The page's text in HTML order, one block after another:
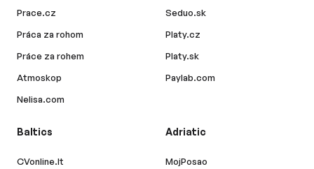
Prace.cz
Práca za rohom
Práce za rohem
Atmoskop
Nelisa.com
Seduo.sk
Platy.cz
Platy.sk
Paylab.com
Baltics
CVonline.lt
Adriatic
MojPosao